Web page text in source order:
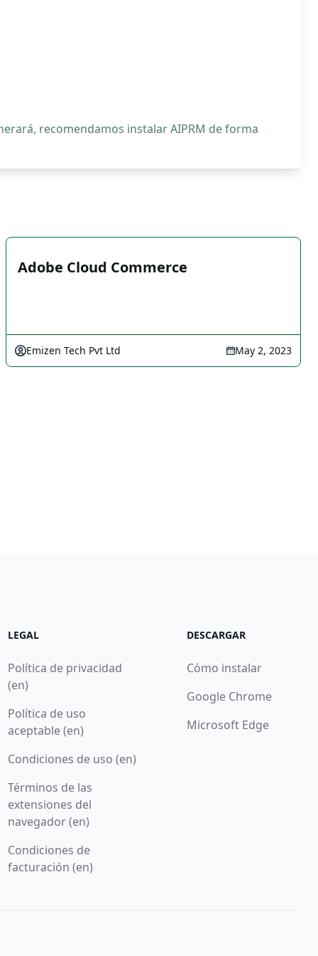
recomendamos instalar AIPRM de forma
Adobe Cloud Commerce
Emizen Tech Pvt Ltd May 2, 2023
LEGAL
Política de privacidad
(en)
Política de uso
aceptable (en)
Condiciones de uso (en)
Términos de las
extensiones del
navegador (en)
Condiciones de
facturación (en)
DESCARGAR
Cómo instalar
Google Chrome
Microsoft Edge